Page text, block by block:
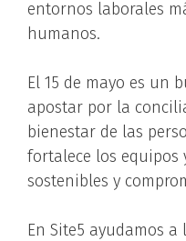
entornos laborales
humanos.
El 15 de mayo es un
apostar por la
bienestar de las
fortalece los equipos
sostenibles y
En Site5 ayudamos a